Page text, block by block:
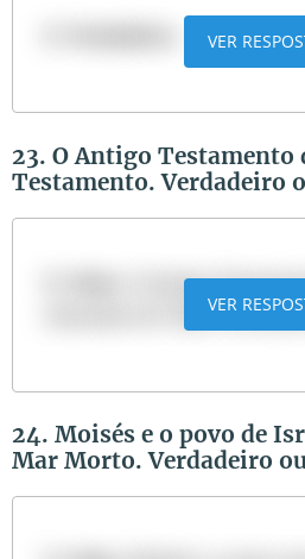
VER
23. O Antigo Testamento
Testamento. Verdadeiro
. O Antigo
chamado de VelhoVER
24. Moisés e o povo de
Mar Morto. Verdadeiro